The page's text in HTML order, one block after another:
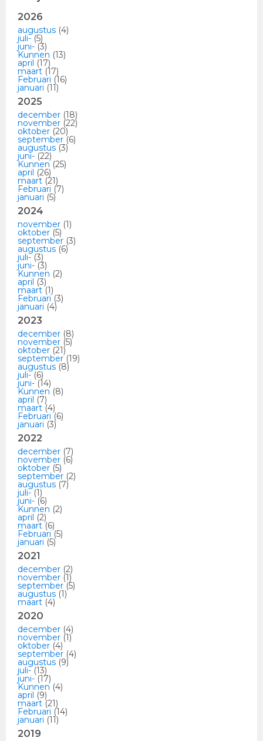
2026
augustus (4)
juli- (5)
juni- (3)
Kunnen (13)
april (17)
maart (17)
Februari (16)
januari (11)
2025
december (18)
november (22)
oktober (20)
september (6)
augustus (3)
juni- (22)
Kunnen (25)
april (26)
maart (21)
Februari (7)
januari (5)
2024
november (1)
oktober (5)
september (3)
augustus (6)
juli- (3)
juni- (3)
Kunnen (2)
april (3)
maart (1)
Februari (3)
januari (4)
2023
december (8)
november (5)
oktober (21)
september (19)
augustus (8)
juli- (6)
juni- (14)
Kunnen (8)
april (7)
maart (4)
Februari (6)
januari (3)
2022
december (7)
november (6)
oktober (5)
september (2)
augustus (7)
juli- (1)
juni- (6)
Kunnen (2)
april (2)
maart (6)
Februari (5)
januari (5)
2021
december (2)
november (1)
september (5)
augustus (1)
maart (4)
2020
december (4)
november (1)
oktober (4)
september (4)
augustus (9)
juli- (13)
juni- (17)
Kunnen (4)
april (9)
maart (21)
Februari (14)
januari (11)
2019